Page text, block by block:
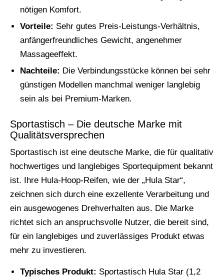
nötigen Komfort.
Vorteile: Sehr gutes Preis-Leistungs-Verhältnis,
anfängerfreundliches Gewicht, angenehmer
Massageeffekt.
Nachteile: Die Verbindungsstücke können bei sehr
günstigen Modellen manchmal weniger langlebig
sein als bei Premium-Marken.
Sportastisch – Die deutsche Marke mit
Qualitätsversprechen
Sportastisch ist eine deutsche Marke, die für qualitativ
hochwertiges und langlebiges Sportequipment bekannt
ist. Ihre Hula-Hoop-Reifen, wie der „Hula Star“,
zeichnen sich durch eine exzellente Verarbeitung und
ein ausgewogenes Drehverhalten aus. Die Marke
richtet sich an anspruchsvolle Nutzer, die bereit sind,
für ein langlebiges und zuverlässiges Produkt etwas
mehr zu investieren.
Typisches Produkt: Sportastisch Hula Star (1,2